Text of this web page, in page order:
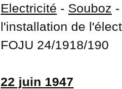
Electricité - Souboz
l'installation de
FOJU 24/1918/190
22 juin 1947